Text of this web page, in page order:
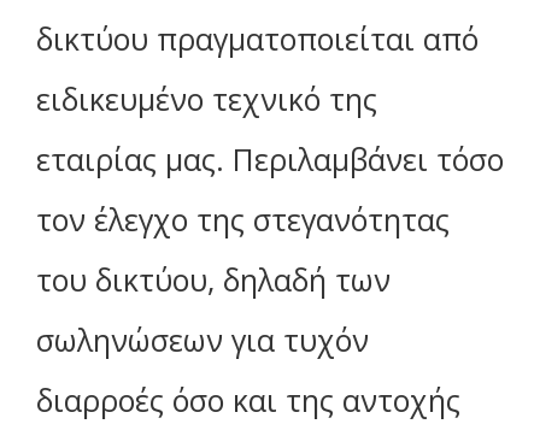
δικτύου πραγματοποιείται από
ειδικευμένο τεχνικό της
εταιρίας μας. Περιλαμβάνει τόσο
τον έλεγχο της στεγανότητας
του δικτύου, δηλαδή των
σωληνώσεων για τυχόν
διαρροές όσο και της αντοχής